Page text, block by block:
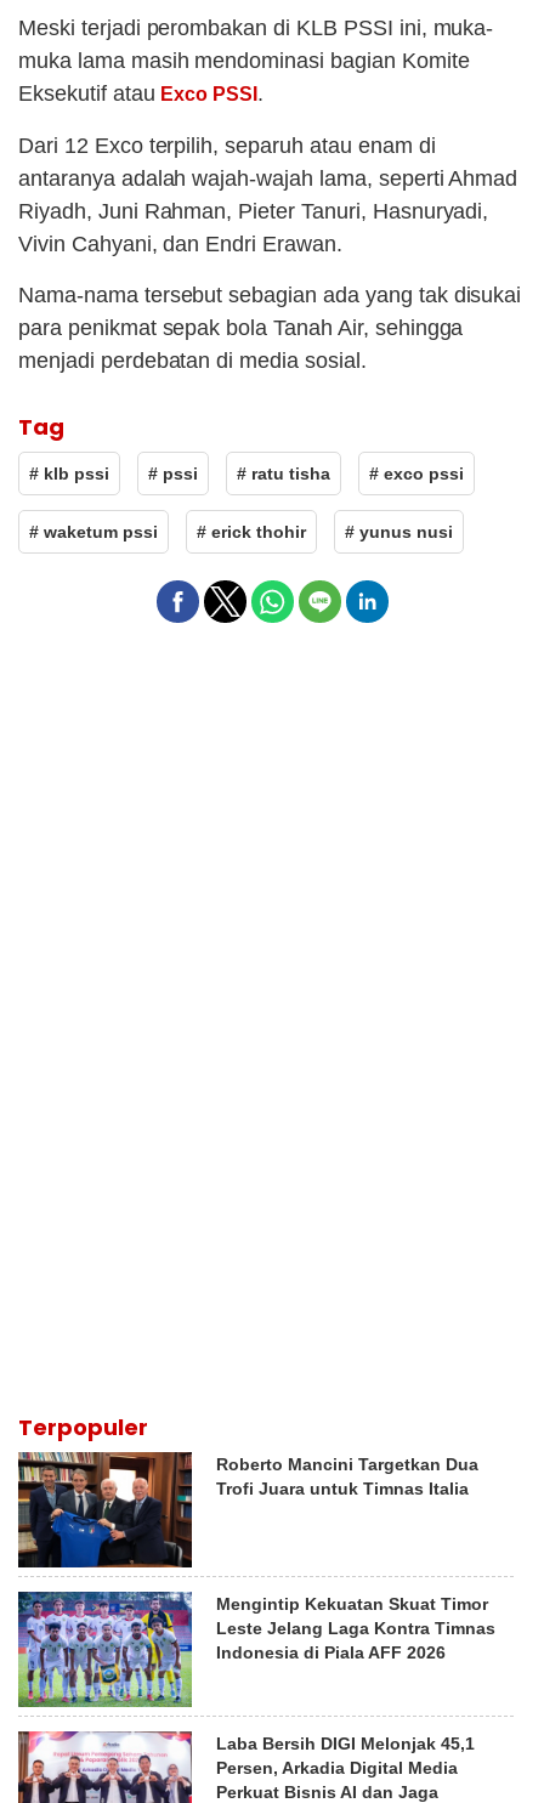
Meski terjadi perombakan di KLB PSSI ini, muka-
muka lama masih mendominasi bagian Komite
Eksekutif atau Exco PSSI .
Dari 12 Exco terpilih, separuh atau enam di
antaranya adalah wajah-wajah lama, seperti Ahmad
Riyadh, Juni Rahman, Pieter Tanuri, Hasnuryadi,
Vivin Cahyani, dan Endri Erawan.
Nama-nama tersebut sebagian ada yang tak disukai
para penikmat sepak bola Tanah Air, sehingga
menjadi perdebatan di media sosial.
Tag
# klb pssi # pssi # ratu tisha # exco pssi
# waketum pssi # erick thohir # yunus nusi
Terpopuler
Roberto Mancini Targetkan Dua
Trofi Juara untuk Timnas Italia
Mengintip Kekuatan Skuat Timor
Leste Jelang Laga Kontra Timnas
Indonesia di Piala AFF 2026
Laba Bersih DIGI Melonjak 45,1
Persen, Arkadia Digital Media
Perkuat Bisnis AI dan Jaga